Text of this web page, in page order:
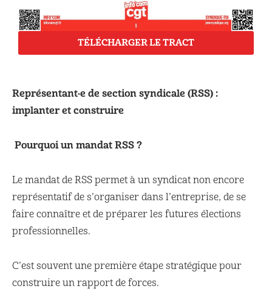
TÉLÉCHARGER LE TRACT
Représentant·e de section syndicale (RSS) :
implanter et construire
Pourquoi un mandat RSS ?
Le mandat de RSS permet à un syndicat non encore
représentatif de s’organiser dans l’entreprise, de se
faire connaître et de préparer les futures élections
professionnelles.
C’est souvent une première étape stratégique pour
construire un rapport de forces.